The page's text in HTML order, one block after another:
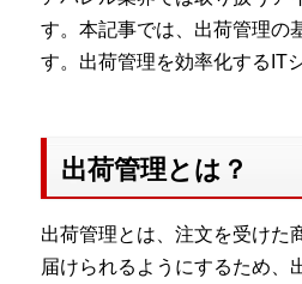
す。本記事では、出荷管理の
す。出荷管理を効率化するIT
出荷管理とは？
出荷管理とは、注文を受けた
届けられるようにするため、